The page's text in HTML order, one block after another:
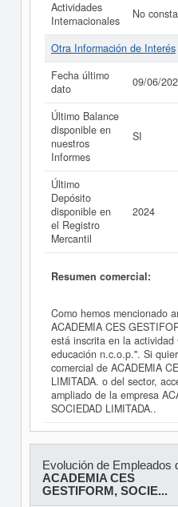
Actividades
Internacionales
No
Otra Información de Interés
Fecha último
dato
09/06/
Último Balance
disponible en
nuestros
Informes
SI
Último
Depósito
disponible en
el Registro
Mercantil
2024
Resumen comercial:
Como hemos mencionado
ACADEMIA CES
está inscrita en la actividad
educación n.c.o.p.". Si
comercial de ACADEMIA
LIMITADA. o del sector,
ampliado de la empresa
SOCIEDAD LIMITADA..
Evolución de Empleados
ACADEMIA CES
GESTIFORM, SOCIE...